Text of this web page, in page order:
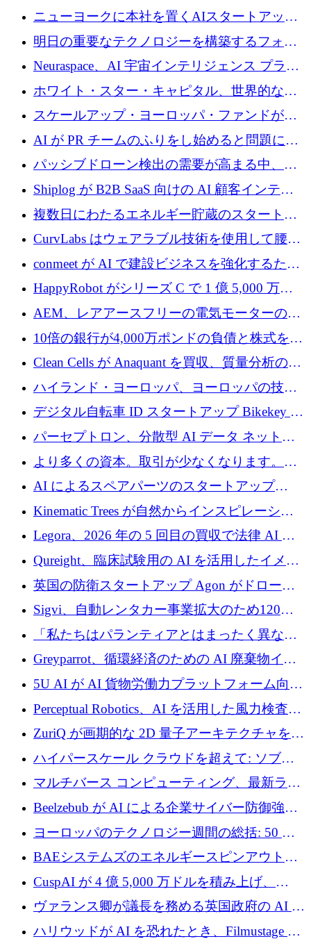
額 8 億 7,800 万ユーロと 2026 年上半期の主要
ニューヨークに本社を置くAIスタートアップ
Modal Labsがロンドンオフィスを開設
明日の重要なテクノロジーを構築するフォト
ニクスのスケールアップに対応する
Neuraspace、AI 宇宙インテリジェンス プラッ
トフォームの拡大に 1,560 万ユーロを投資
ホワイト・スター・キャピタル、世界的なス
タートアップをシリーズAからBまで支援する
ために2億5,000万ドルのファンドIVを閉鎖
スケールアップ・ヨーロッパ・ファンドが初
の投資を行い、Iceeyeの10億ユーロのラウンド
を共同主導
AI が PR チームのふりをし始めると問題にな
ります
パッシブドローン検出の需要が高まる中、
Monava が資金調達ラウンドを終了
Shiplog が B2B SaaS 向けの AI 顧客インテリ
ジェンスを構築するために 100 万ドルを調達
複数日にわたるエネルギー貯蔵のスタートア
ップ、Ore Energy が新たな投資ラウンドで
4,300 万ドルを獲得
CurvLabs はウェアラブル技術を使用して腰痛
治療をどのように再考しているか
conmeet が AI で建設ビジネスを強化するため
に 600 万ユーロを調達
HappyRobot がシリーズ C で 1 億 5,000 万ド
ルを獲得し、企業運営向けにエージェント AI
を拡張
AEM、レアアースフリーの電気モーターの革
新を加速するために1,600万ポンドを確保
10倍の銀行が4,000万ポンドの負債と株式を調
達
Clean Cells が Anaquant を買収、質量分析の専
門知識によるバイオ医薬品の品質管理を拡大
ハイランド・ヨーロッパ、ヨーロッパの技術
規模拡大を支援するために11億ユーロのファ
ンドVIを閉鎖
デジタル自転車 ID スタートアップ Bikekey が
TÖNNJES への投資を確保
パーセプトロン、分散型 AI データ ネットワ
ークの構築に 650 万ドルを調達
より多くの資本。取引が少なくなります。
2026 年上半期がヨーロッパのテクノロジーに
ついて語ること
AI によるスペアパーツのスタートアップ
Intropy が 1,100 万ドルを調達
Kinematic Trees が自然からインスピレーショ
ンを得たロボット ソフトウェアを拡張するた
めに 58 万 5,000 ポンドを調達
Legora、2026 年の 5 回目の買収で法律 AI ス
タートアップ Wexler を買収
Qureight、臨床試験用の AI を活用したイメー
ジング プラットフォームを拡張するためにシ
リーズ B で 2,000 万ドルを確保
英国の防衛スタートアップ Agon がドローン
攻撃に対抗する仮想戦場を構築、3,000 万ドル
を調達
Sigvi、自動レンタカー事業拡大のため120万
ユーロを調達
「私たちはパランティアとはまったく異なる
会社です」とフランス人の「控えめな」後任
者は言う
Greyparrot、循環経済のための AI 廃棄物イン
テリジェンスを拡張するためにシリーズ B で
2,700 万ドルを確保
5U AI が AI 貨物労働力プラットフォーム向け
に 320 万ドルのプレシードを獲得
Perceptual Robotics、AI を活用した風力検査の
規模拡大に向けて 400 万ポンド以上を確保
ZuriQ が画期的な 2D 量子アーキテクチャを拡
張するために 2,550 万ドルを調達
ハイパースケール クラウドを超えて: ソブリ
ン コンピューティングに対する DFINITY の
ビジョン
マルチバース コンピューティング、最新ラウ
ンドで最大 5 億 7,000 万ドルを目標
Beelzebub が AI による企業サイバー防御強化
のために 300 万ユーロを調達
ヨーロッパのテクノロジー週間の総括: 50 以
上の取引に 10 億ユーロ以上を投資
BAEシステムズのエネルギースピンアウト原
子力タービンが1500万ポンドの資金調達でス
テルスから浮上
CuspAI が 4 億 5,000 万ドルを積み上げ、
Resist.UA が 5,000 万ユーロの基金を立ち上
げ、DSIT が廃止される
ヴァランス卿が議長を務める英国政府の AI タ
スクフォースが発足
ハリウッドが AI を恐れたとき、Filmustage は